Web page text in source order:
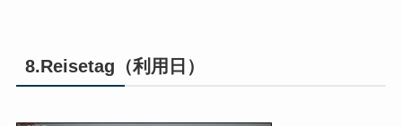
8.Reisetag（利用日）